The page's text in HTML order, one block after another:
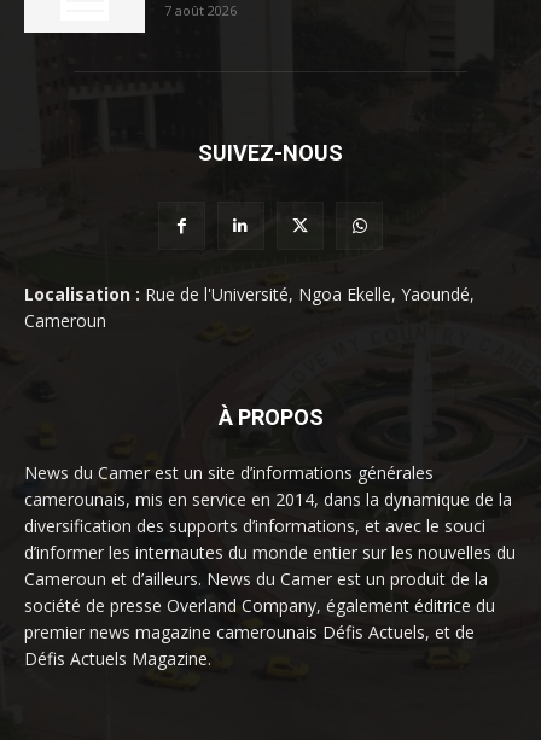
7 août 2026
SUIVEZ-NOUS
Localisation : Rue de l'Université, Ngoa Ekelle, Yaoundé,
Cameroun
À PROPOS
News du Camer est un site d’informations générales
camerounais, mis en service en 2014, dans la dynamique de la
diversification des supports d’informations, et avec le souci
d’informer les internautes du monde entier sur les nouvelles du
Cameroun et d’ailleurs. News du Camer est un produit de la
société de presse Overland Company, également éditrice du
premier news magazine camerounais Défis Actuels, et de
Défis Actuels Magazine.